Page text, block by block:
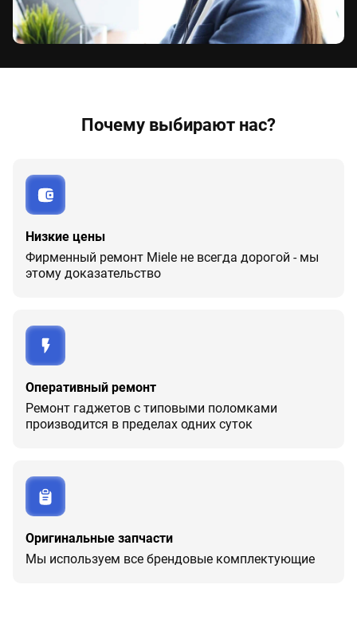
Почему выбирают нас?
Низкие цены
Фирменный ремонт Miele не всегда дорогой - мы
этому доказательство
Оперативный ремонт
Ремонт гаджетов с типовыми поломками
производится в пределах одних суток
Оригинальные запчасти
Мы используем все брендовые комплектующие